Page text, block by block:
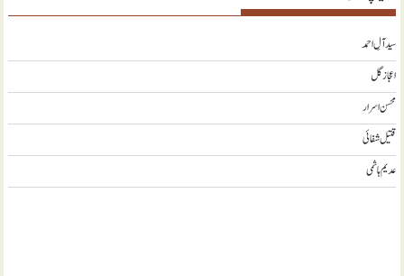
سید آلِ احمد
اعجاز گل
محسن اسرار
قتیل شفائی
عدیم ہاشمی